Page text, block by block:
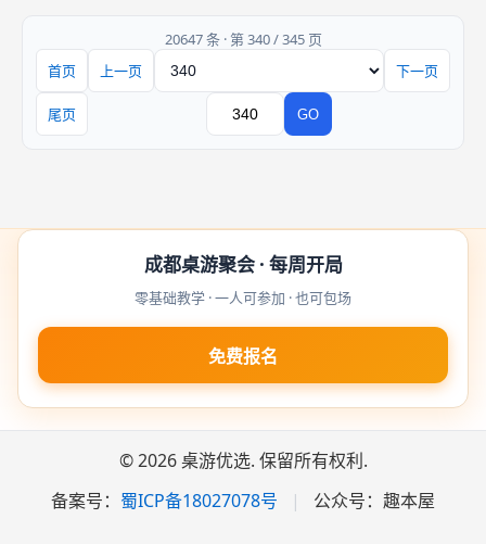
20647 条 · 第 340 / 345 页
首页
上一页 下一页
尾页 GO
成都桌游聚会 · 每周开局
零基础教学 · 一人可参加 · 也可包场
免费报名
© 2026 桌游优选. 保留所有权利.
备案号： 蜀ICP备18027078号 | 公众号：趣本屋